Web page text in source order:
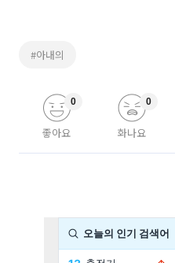
#아내의
좋아요
0
화나요
0